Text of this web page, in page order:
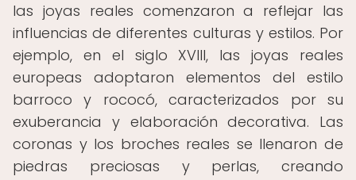
las joyas reales comenzaron a reflejar las
influencias de diferentes culturas y estilos. Por
ejemplo, en el siglo XVIII, las joyas reales
europeas adoptaron elementos del estilo
barroco y rococó, caracterizados por su
exuberancia y elaboración decorativa. Las
coronas y los broches reales se llenaron de
piedras preciosas y perlas, creando